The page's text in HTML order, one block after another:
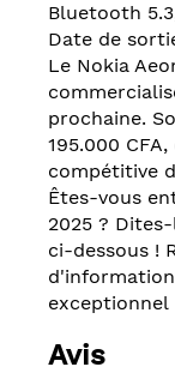
Bluetooth
Date de
Le Nokia
prochaine.
195.000
compétitive
Êtes-vous
2025 ?
ci-dessous !
exceptionnel
Avis